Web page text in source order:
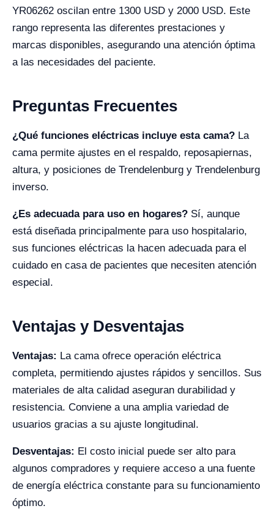
YR06262 oscilan entre 1300 USD y 2000 USD. Este
rango representa las diferentes prestaciones y
marcas disponibles, asegurando una atención óptima
a las necesidades del paciente.
Preguntas Frecuentes
¿Qué funciones eléctricas incluye esta cama? La
cama permite ajustes en el respaldo, reposapiernas,
altura, y posiciones de Trendelenburg y Trendelenburg
inverso.
¿Es adecuada para uso en hogares? Sí, aunque
está diseñada principalmente para uso hospitalario,
sus funciones eléctricas la hacen adecuada para el
cuidado en casa de pacientes que necesiten atención
especial.
Ventajas y Desventajas
Ventajas: La cama ofrece operación eléctrica
completa, permitiendo ajustes rápidos y sencillos. Sus
materiales de alta calidad aseguran durabilidad y
resistencia. Conviene a una amplia variedad de
usuarios gracias a su ajuste longitudinal.
Desventajas: El costo inicial puede ser alto para
algunos compradores y requiere acceso a una fuente
de energía eléctrica constante para su funcionamiento
óptimo.